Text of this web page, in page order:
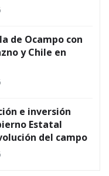
de Ocampo con
y Chile en
e inversión
Estatal
del campo